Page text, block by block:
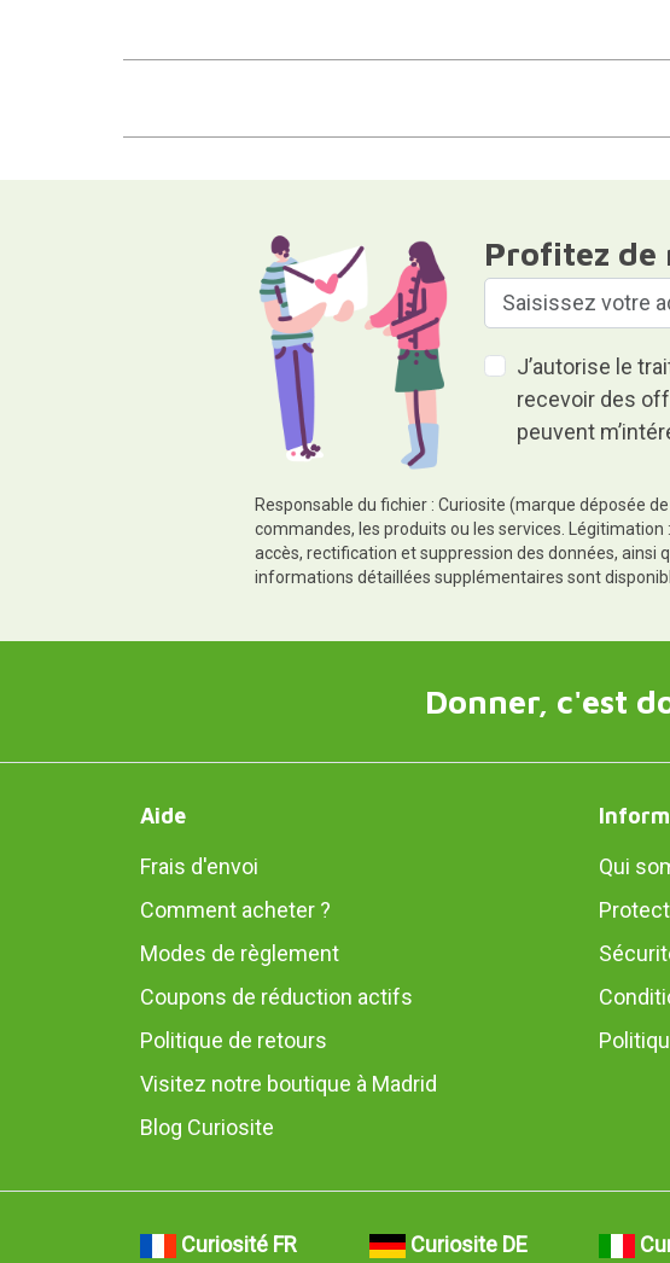
Profitez de
J’autorise le
recevoir des
peuvent
Responsable du fichier : Curiosite (marque déposée
commandes, les produits ou les services.
accès, rectification et suppression des données,
informations détaillées supplémentaires sont
Donner, c'est
Aide
Frais d'envoi
Comment acheter ?
Modes de règlement
Coupons de réduction actifs
Politique de retours
Visitez notre boutique à Madrid
Blog Curiosite
Qui
Curiosité FR Curiosite DE